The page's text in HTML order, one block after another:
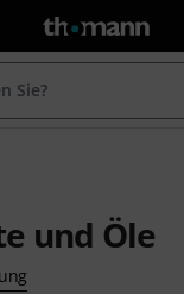
und Öle